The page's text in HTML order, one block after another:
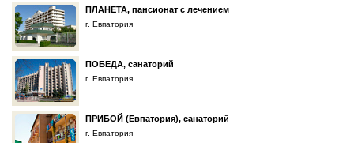
ПЛАНЕТА, пансионат с лечением
г. Евпатория
ПОБЕДА, санаторий
г. Евпатория
ПРИБОЙ (Евпатория), санаторий
г. Евпатория